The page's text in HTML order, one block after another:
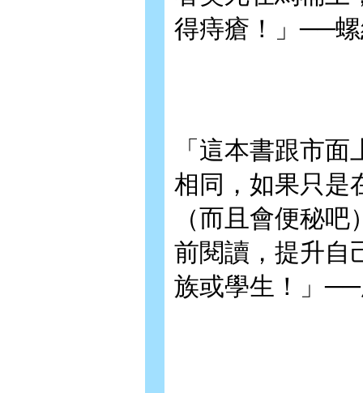
得痔瘡！」──
「這本書跟市
相同，如果只是
（而且會便秘
前閱讀，提升自
族或學生！」